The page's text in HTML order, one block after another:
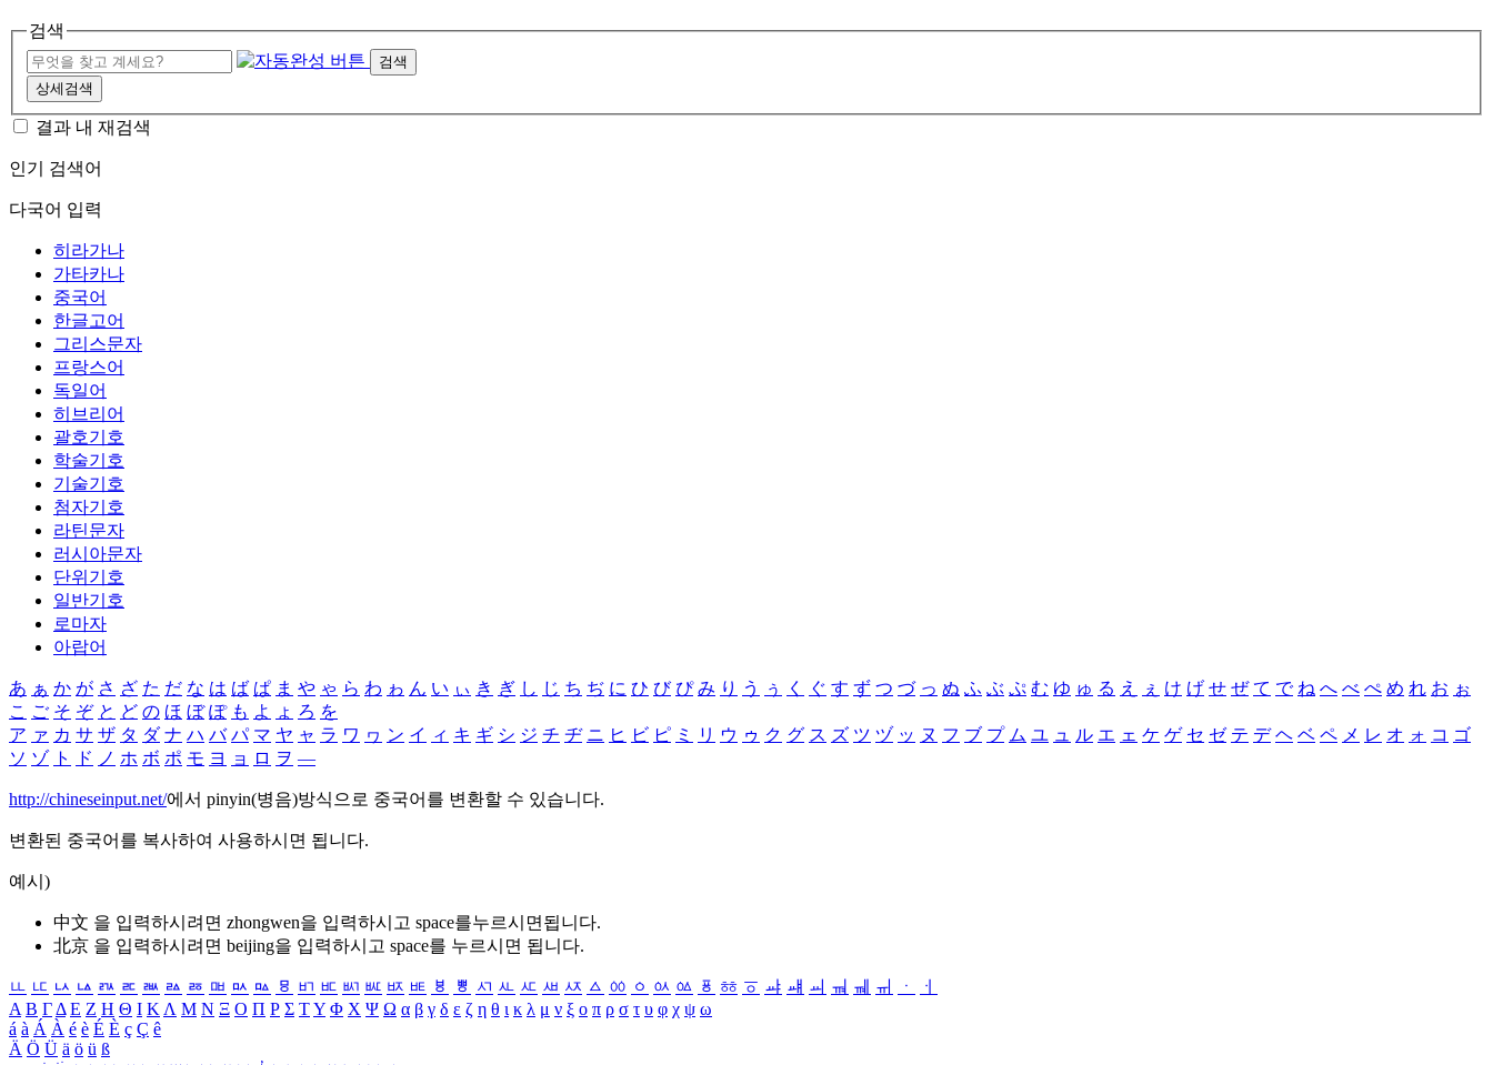
검색
검색
상세검색
결과 내 재검색
인기 검색어
다국어 입력
히라가나
가타카나
중국어
한글고어
그리스문자
프랑스어
독일어
히브리어
괄호기호
학술기호
기술기호
첨자기호
라틴문자
러시아문자
단위기호
일반기호
로마자
아랍어
あ ぁ か が さ ざ た だ な は ば ぱ ま や ゃ ら わ ゎ ん い ぃ き ぎ し じ ち ぢ に ひ び ぴ み り う ぅ く ぐ す ず つ づ っ ぬ ふ ぶ ぷ む ゆ ゅ る え ぇ け げ せ ぜ て で ね へ べ ぺ め れ お ぉ
こ ご そ ぞ と ど の ほ ぼ ぽ も よ ょ ろ を
ア ァ カ サ ザ タ ダ ナ ハ バ パ マ ヤ ャ ラ ワ ヮ ン イ ィ キ ギ シ ジ チ ヂ ニ ヒ ビ ピ ミ リ ウ ゥ ク グ ス ズ ツ ヅ ッ ヌ フ ブ プ ム ユ ュ ル エ ェ ケ ゲ セ ゼ テ デ ヘ ベ ペ メ レ オ ォ コ ゴ
ソ ゾ ト ド ノ ホ ボ ポ モ ヨ ョ ロ ヲ ―
http://chineseinput.net/에서 pinyin(병음)방식으로 중국어를 변환할 수 있습니다.
변환된 중국어를 복사하여 사용하시면 됩니다.
예시)
中文 을 입력하시려면 zhongwen을 입력하시고 space를누르시면됩니다.
北京 을 입력하시려면 beijing을 입력하시고 space를 누르시면 됩니다.
ㅥ ㅦ ㅧ ㅨ ㅩ ㅪ ㅫ ㅬ ㅭ ㅮ ㅯ ㅰ ㅱ ㅲ ㅳ ㅴ ㅵ ㅶ ㅷ ㅸ ㅹ ㅺ ㅻ ㅼ ㅽ ㅾ ㅿ ㆀ ㆁ ㆂ ㆃ ㆄ ㆅ ㆆ ㆇ ㆈ ㆉ ㆊ ㆋ ㆌ ㆍ
ㆎ
Α Β ΓΔ Ε Ζ Η Θ Ι ΚΛ Μ Ν Ξ Ο Π Ρ Σ ΤΥ Φ Χ Ψ Ω α β γ δ ε ζ η θ ι κ λ μ ν ξ ο π ρ σ τ υ φ χ ψ ω
á à Á À é è É È ç Ç ê
Ä Ö Ü ä ö ü ß